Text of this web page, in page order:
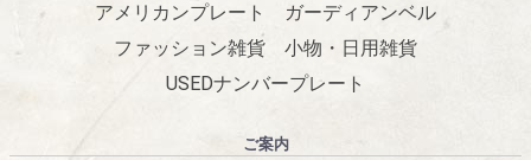
アメリカンプレート
ガーディアンベル
ファッション雑貨
小物・日用雑貨
USEDナンバープレート
ご案内